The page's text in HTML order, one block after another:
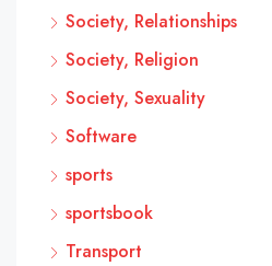
Society, Relationships
Society, Religion
Society, Sexuality
Software
sports
sportsbook
Transport